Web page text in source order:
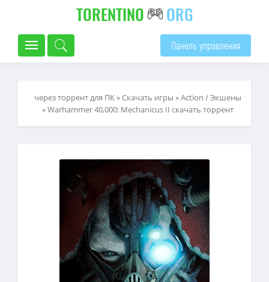
TORENTINO ORG
Панель управления
через торрент для ПК»Скачать игры »Action / Экшены
» Warhammer 40,000: Mechanicus II скачать торрент